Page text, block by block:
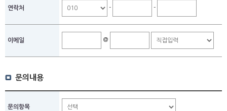
연락처 - -
이메일 @
문의내용
문의항목